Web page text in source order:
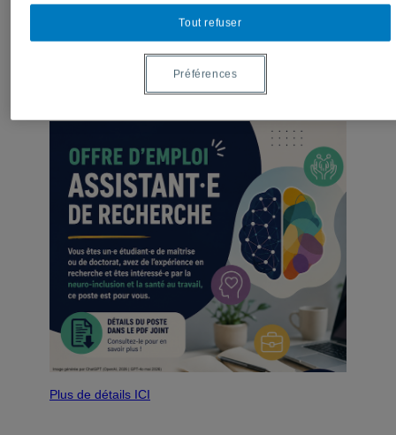
Plus de détails ICI
Plus de détails ICI
Tout refuser
Préférences